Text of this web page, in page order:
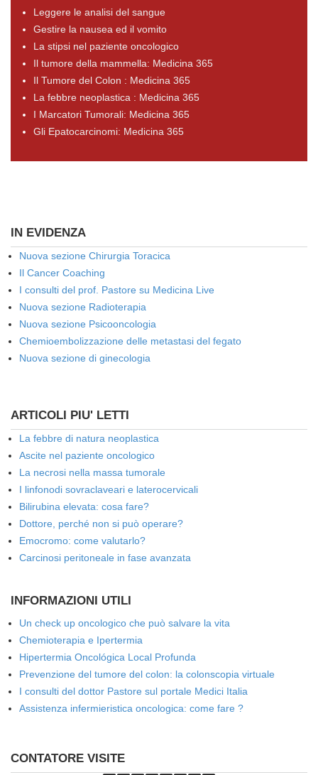
Leggere le analisi del sangue
Gestire la nausea ed il vomito
La stipsi nel paziente oncologico
Il tumore della mammella: Medicina 365
Il Tumore del Colon : Medicina 365
La febbre neoplastica : Medicina 365
I Marcatori Tumorali: Medicina 365
Gli Epatocarcinomi: Medicina 365
IN EVIDENZA
Nuova sezione Chirurgia Toracica
Il Cancer Coaching
I consulti del prof. Pastore su Medicina Live
Nuova sezione Radioterapia
Nuova sezione Psicooncologia
Chemioembolizzazione delle metastasi del fegato
Nuova sezione di ginecologia
ARTICOLI PIU' LETTI
La febbre di natura neoplastica
Ascite nel paziente oncologico
La necrosi nella massa tumorale
I linfonodi sovraclaveari e laterocervicali
Bilirubina elevata: cosa fare?
Dottore, perché non si può operare?
Emocromo: come valutarlo?
Carcinosi peritoneale in fase avanzata
INFORMAZIONI UTILI
Un check up oncologico che può salvare la vita
Chemioterapia e Ipertermia
Hipertermia Oncológica Local Profunda
Prevenzione del tumore del colon: la colonscopia virtuale
I consulti del dottor Pastore sul portale Medici Italia
Assistenza infermieristica oncologica: come fare ?
CONTATORE VISITE